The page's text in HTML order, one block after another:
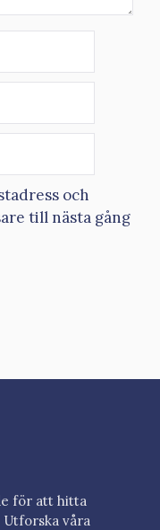
och
till nästa gång
för att hitta
våra